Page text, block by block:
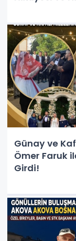
Günay ve
Ömer Faruk
Girdi!